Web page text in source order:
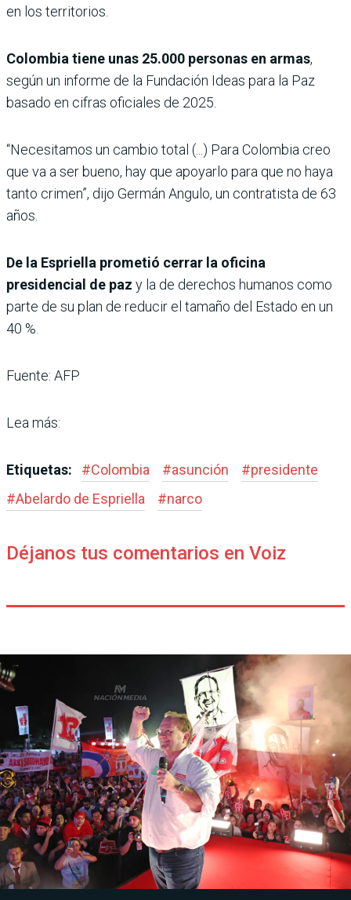
en los territorios.
Colombia tiene unas 25.000 personas en armas,
según un informe de la Fundación Ideas para la Paz
basado en cifras oficiales de 2025.
“Necesitamos un cambio total (...) Para Colombia creo
que va a ser bueno, hay que apoyarlo para que no haya
tanto crimen”, dijo Germán Angulo, un contratista de 63
años.
De la Espriella prometió cerrar la oficina
presidencial de paz y la de derechos humanos como
parte de su plan de reducir el tamaño del Estado en un
40 %.
Fuente: AFP
Lea más:
Etiquetas: #Colombia #asunción #presidente
#Abelardo de Espriella #narco
Déjanos tus comentarios en Voiz